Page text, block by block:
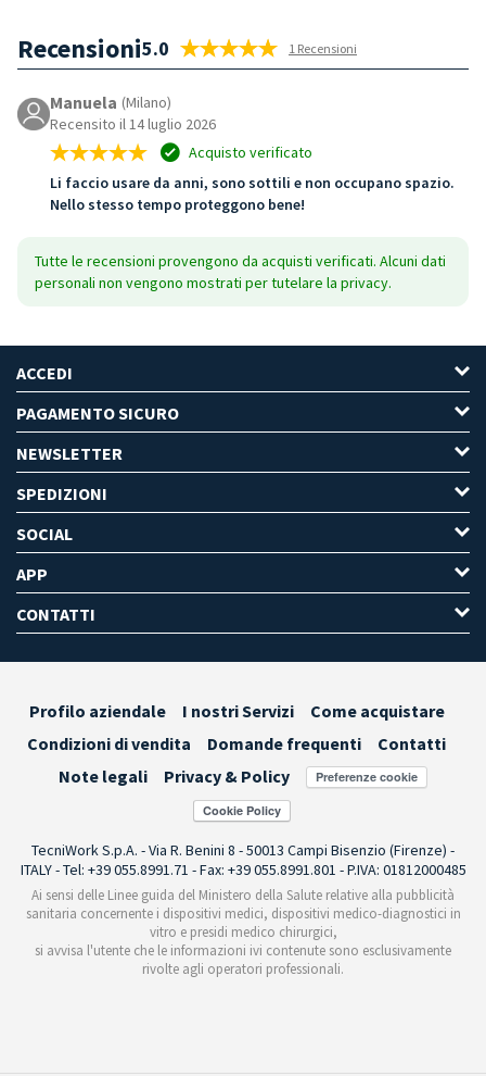
Recensioni5.0 1 Recensioni
Manuela (Milano)
Recensito il 14 luglio 2026
Acquisto verificato
Li faccio usare da anni, sono sottili e non occupano spazio.
Nello stesso tempo proteggono bene!
Tutte le recensioni provengono da acquisti verificati. Alcuni dati
personali non vengono mostrati per tutelare la privacy.
ACCEDI
PAGAMENTO SICURO
NEWSLETTER
SPEDIZIONI
SOCIAL
APP
CONTATTI
Profilo aziendale I nostri Servizi
Come acquistare
Condizioni di vendita
Domande frequenti
Contatti
Note legali
Privacy & Policy Preferenze cookie
TecniWork S.p.A. - Via R. Benini 8 - 50013 Campi Bisenzio (Firenze) -
ITALY - Tel: +39 055.8991.71 - Fax: +39 055.8991.801 - P.IVA: 01812000485
Ai sensi delle Linee guida del Ministero della Salute relative alla pubblicità
sanitaria concernente i dispositivi medici, dispositivi medico-diagnostici in
vitro e presidi medico chirurgici,
si avvisa l'utente che le informazioni ivi contenute sono esclusivamente
rivolte agli operatori professionali.